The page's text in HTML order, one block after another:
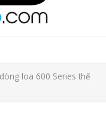
loa 600 Series thế